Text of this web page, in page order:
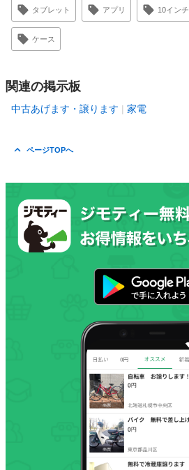
タブレット アプリ 10インチ
ケース
関連の掲示板
中古あげます・譲ります 家電
ページTOPへ